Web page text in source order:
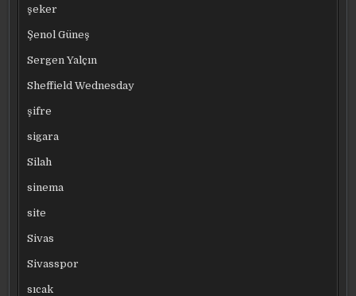
şeker
Şenol Güneş
Sergen Yalçın
Sheffield Wednesday
şifre
sigara
Silah
sinema
site
Sivas
Sivasspor
sıcak